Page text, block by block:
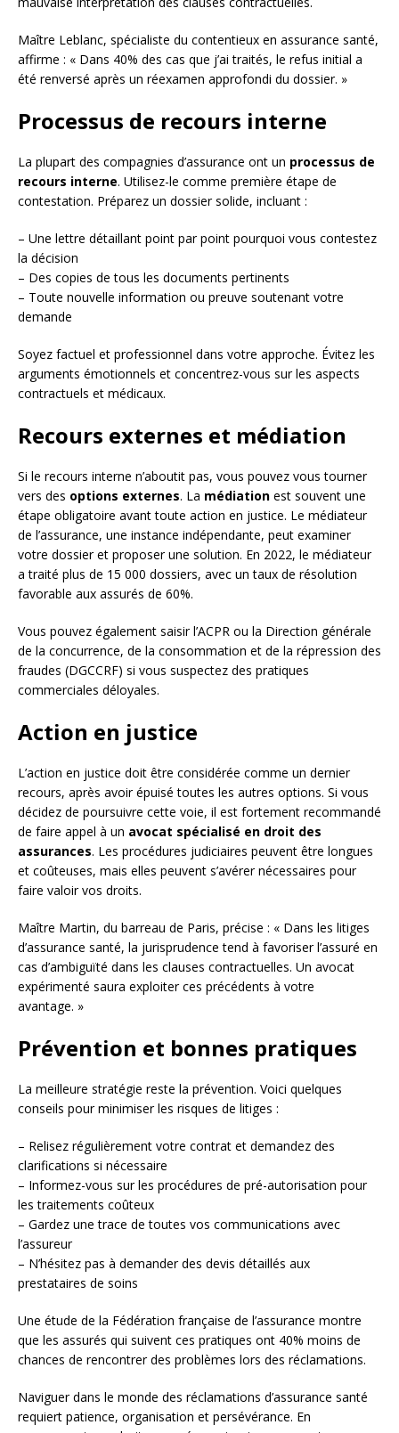
Maître Leblanc, spécialiste du contentieux en assurance santé,
affirme : « Dans 40% des cas que j’ai traités, le refus initial a
été renversé après un réexamen approfondi du dossier. »
Processus de recours interne
La plupart des compagnies d’assurance ont un processus de
recours interne. Utilisez-le comme première étape de
contestation. Préparez un dossier solide, incluant :
– Une lettre détaillant point par point pourquoi vous contestez
la décision
– Des copies de tous les documents pertinents
– Toute nouvelle information ou preuve soutenant votre
demande
Soyez factuel et professionnel dans votre approche. Évitez les
arguments émotionnels et concentrez-vous sur les aspects
contractuels et médicaux.
Recours externes et médiation
Si le recours interne n’aboutit pas, vous pouvez vous tourner
vers des options externes. La médiation est souvent une
étape obligatoire avant toute action en justice. Le médiateur
de l’assurance, une instance indépendante, peut examiner
votre dossier et proposer une solution. En 2022, le médiateur
a traité plus de 15 000 dossiers, avec un taux de résolution
favorable aux assurés de 60%.
Vous pouvez également saisir l’ACPR ou la Direction générale
de la concurrence, de la consommation et de la répression des
fraudes (DGCCRF) si vous suspectez des pratiques
commerciales déloyales.
Action en justice
L’action en justice doit être considérée comme un dernier
recours, après avoir épuisé toutes les autres options. Si vous
décidez de poursuivre cette voie, il est fortement recommandé
de faire appel à un avocat spécialisé en droit des
assurances. Les procédures judiciaires peuvent être longues
et coûteuses, mais elles peuvent s’avérer nécessaires pour
faire valoir vos droits.
Maître Martin, du barreau de Paris, précise : « Dans les litiges
d’assurance santé, la jurisprudence tend à favoriser l’assuré en
cas d’ambiguïté dans les clauses contractuelles. Un avocat
expérimenté saura exploiter ces précédents à votre
avantage. »
Prévention et bonnes pratiques
La meilleure stratégie reste la prévention. Voici quelques
conseils pour minimiser les risques de litiges :
– Relisez régulièrement votre contrat et demandez des
clarifications si nécessaire
– Informez-vous sur les procédures de pré-autorisation pour
les traitements coûteux
– Gardez une trace de toutes vos communications avec
l’assureur
– N’hésitez pas à demander des devis détaillés aux
prestataires de soins
Une étude de la Fédération française de l’assurance montre
que les assurés qui suivent ces pratiques ont 40% moins de
chances de rencontrer des problèmes lors des réclamations.
Naviguer dans le monde des réclamations d’assurance santé
requiert patience, organisation et persévérance. En